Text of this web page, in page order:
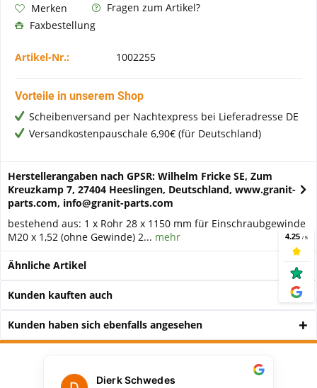
Merken
Fragen zum Artikel?
Faxbestellung
Artikel-Nr.: 1002255
Vorteile in unserem Shop
Scheibenversand per Nachtexpress bei Lieferadresse DE
Versandkostenpauschale 6,90€ (für Deutschland)
Herstellerangaben nach GPSR: Wilhelm Fricke SE, Zum
Kreuzkamp 7, 27404 Heeslingen, Deutschland, www.granit-
parts.com, info@granit-parts.com
bestehend aus: 1 x Rohr 28 x 1150 mm für Einschraubgewinde
M20 x 1,52 (ohne Gewinde) 2... mehr
Ähnliche Artikel
Kunden kauften auch
Kunden haben sich ebenfalls angesehen